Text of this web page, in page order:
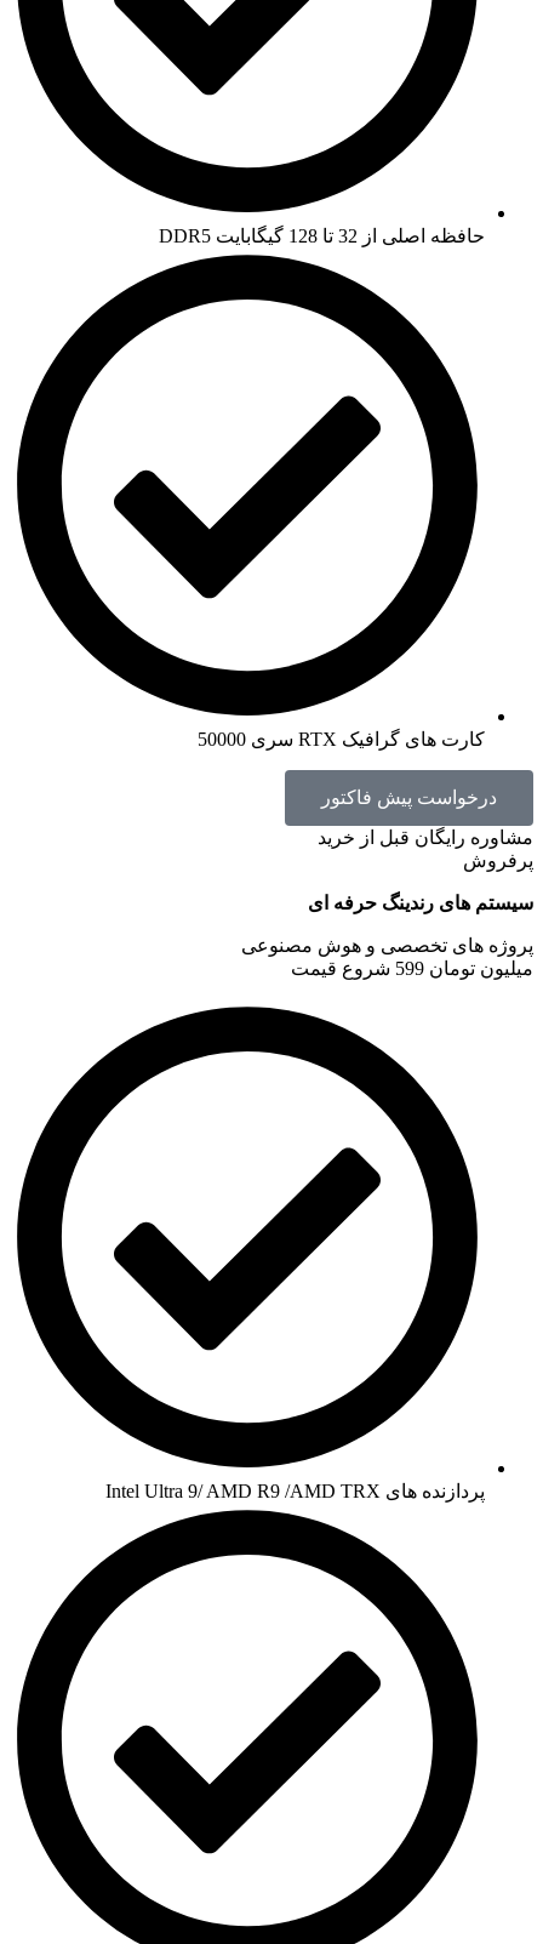
حافظه اصلی از 32 تا 128 گیگابایت DDR5
کارت های گرافیک RTX سری 50000
درخواست پیش فاکتور
مشاوره رایگان قبل از خرید
پرفروش
سیستم های رندینگ حرفه ای
پروژه های تخصصی و هوش مصنوعی
میلیون تومان 599 شروع قیمت
پردازنده های Intel Ultra 9/ AMD R9 /AMD TRX